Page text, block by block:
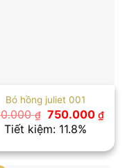
Bó hồng juliet 001
₫ Giá
gốc
là:
750.000₫Giá
là:
Tiết kiệm: 11.8%